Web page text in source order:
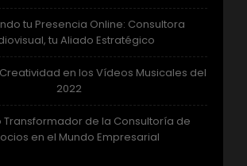
tu Presencia Online: Consultora
tu Aliado Estratégico
en los Vídeos Musicales del
2022
Transformador de la Consultoría de
en el Mundo Empresarial